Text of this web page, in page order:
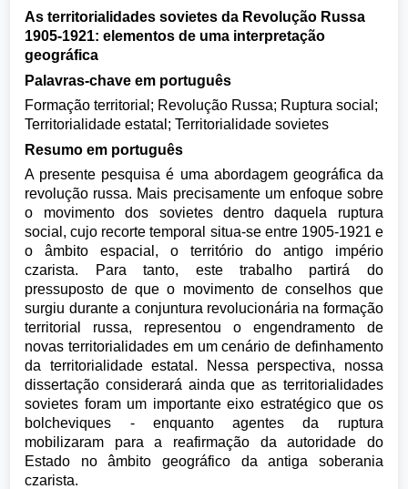
As territorialidades sovietes da Revolução Russa
1905-1921: elementos de uma interpretação
geográfica
Palavras-chave em português
Formação territorial; Revolução Russa; Ruptura social;
Territorialidade estatal; Territorialidade sovietes
Resumo em português
A presente pesquisa é uma abordagem geográfica da
revolução russa. Mais precisamente um enfoque sobre
o movimento dos sovietes dentro daquela ruptura
social, cujo recorte temporal situa-se entre 1905-1921 e
o âmbito espacial, o território do antigo império
czarista. Para tanto, este trabalho partirá do
pressuposto de que o movimento de conselhos que
surgiu durante a conjuntura revolucionária na formação
territorial russa, representou o engendramento de
novas territorialidades em um cenário de definhamento
da territorialidade estatal. Nessa perspectiva, nossa
dissertação considerará ainda que as territorialidades
sovietes foram um importante eixo estratégico que os
bolcheviques - enquanto agentes da ruptura
mobilizaram para a reafirmação da autoridade do
Estado no âmbito geográfico da antiga soberania
czarista.